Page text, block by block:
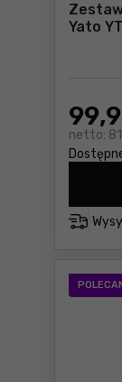
Yato
99
netto: